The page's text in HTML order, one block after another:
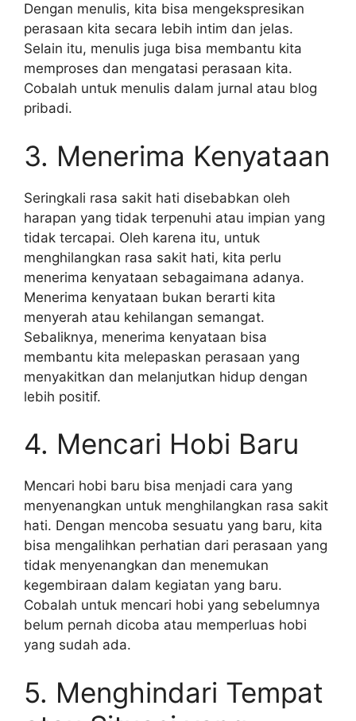
Dengan menulis, kita bisa mengekspresikan
perasaan kita secara lebih intim dan jelas.
Selain itu, menulis juga bisa membantu kita
memproses dan mengatasi perasaan kita.
Cobalah untuk menulis dalam jurnal atau blog
pribadi.
3. Menerima Kenyataan
Seringkali rasa sakit hati disebabkan oleh
harapan yang tidak terpenuhi atau impian yang
tidak tercapai. Oleh karena itu, untuk
menghilangkan rasa sakit hati, kita perlu
menerima kenyataan sebagaimana adanya.
Menerima kenyataan bukan berarti kita
menyerah atau kehilangan semangat.
Sebaliknya, menerima kenyataan bisa
membantu kita melepaskan perasaan yang
menyakitkan dan melanjutkan hidup dengan
lebih positif.
4. Mencari Hobi Baru
Mencari hobi baru bisa menjadi cara yang
menyenangkan untuk menghilangkan rasa sakit
hati. Dengan mencoba sesuatu yang baru, kita
bisa mengalihkan perhatian dari perasaan yang
tidak menyenangkan dan menemukan
kegembiraan dalam kegiatan yang baru.
Cobalah untuk mencari hobi yang sebelumnya
belum pernah dicoba atau memperluas hobi
yang sudah ada.
5. Menghindari Tempat